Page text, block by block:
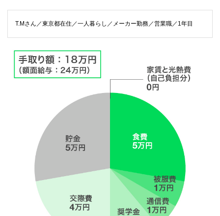
T.Mさん／東京都在住／一人暮らし／メーカー勤務／営業職／1年目